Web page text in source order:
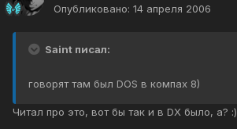
Опубликовано: 14 апреля 2006
Saint писал:
говорят там был DOS в компах 8)
Читал про это, вот бы так и в DX было, а? :)